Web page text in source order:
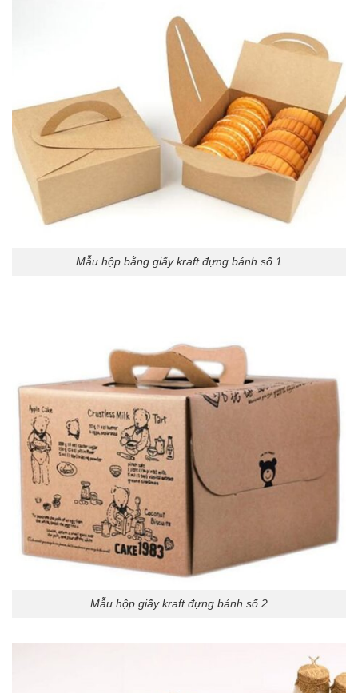
Mẫu hộp bằng giấy kraft đựng bánh số 1
Mẫu hộp giấy kraft đựng bánh số 2